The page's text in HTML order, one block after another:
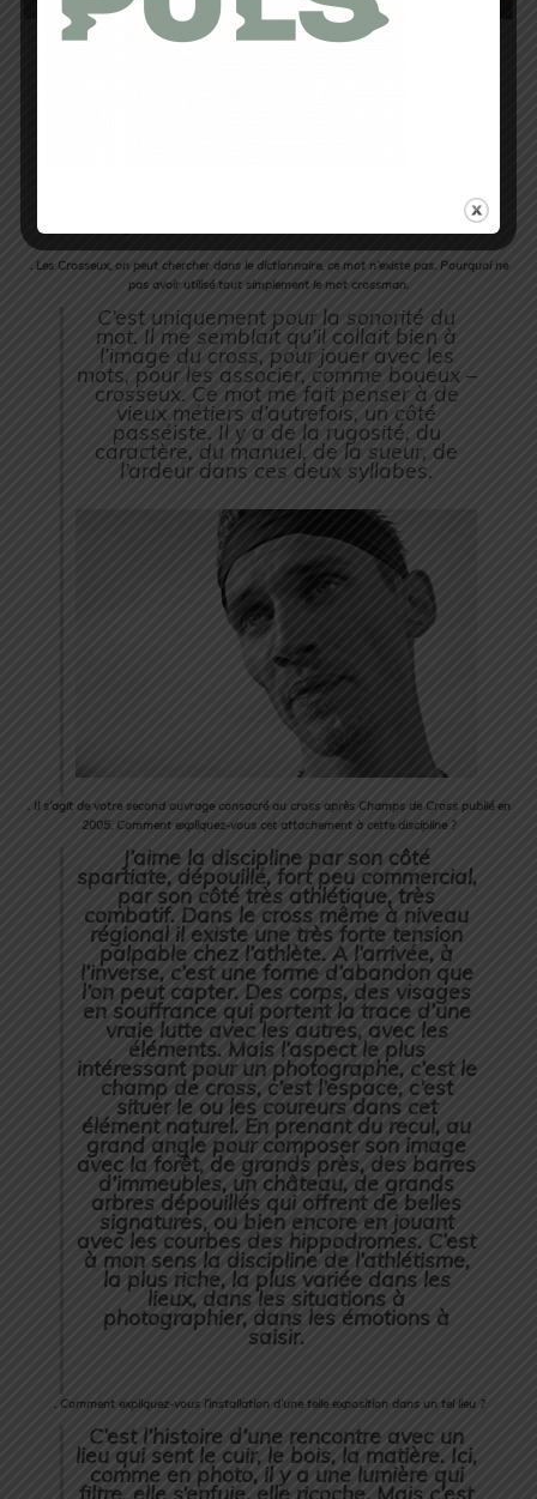
. Les Crosseux, on peut chercher dans le dictionnaire, ce mot n’existe pas. Pourquoi ne
pas avoir utilisé tout simplement le mot crossman.
C’est uniquement pour la sonorité du
mot. Il me semblait qu’il collait bien à
l’image du cross, pour jouer avec les
mots, pour les associer, comme boueux –
crosseux. Ce mot me fait penser à de
vieux métiers d’autrefois, un côté
passéiste. Il y a de la rugosité, du
caractère, du manuel, de la sueur, de
l’ardeur dans ces deux syllabes.
. Il s’agit de votre second ouvrage consacré au cross après Champs de Cross publié en
2005. Comment expliquez-vous cet attachement à cette discipline ?
J’aime la discipline par son côté
spartiate, dépouillé, fort peu commercial,
par son côté très athlétique, très
combatif. Dans le cross même à niveau
régional il existe une très forte tension
palpable chez l’athlète. A l’arrivée, à
l’inverse, c’est une forme d’abandon que
l’on peut capter. Des corps, des visages
en souffrance qui portent la trace d’une
vraie lutte avec les autres, avec les
éléments. Mais l’aspect le plus
intéressant pour un photographe, c’est le
champ de cross, c’est l’espace, c’est
situer le ou les coureurs dans cet
élément naturel. En prenant du recul, au
grand angle pour composer son image
avec la forêt, de grands près, des barres
d’immeubles, un château, de grands
arbres dépouillés qui offrent de belles
signatures, ou bien encore en jouant
avec les courbes des hippodromes. C’est
à mon sens la discipline de l’athlétisme,
la plus riche, la plus variée dans les
lieux, dans les situations à
photographier, dans les émotions à
saisir.
. Comment expliquez-vous l’installation d’une telle exposition dans un tel lieu ?
C’est l’histoire d’une rencontre avec un
lieu qui sent le cuir, le bois, la matière. Ici,
comme en photo, il y a une lumière qui
filtre, elle s’enfuie, elle ricoche. Mais c’est